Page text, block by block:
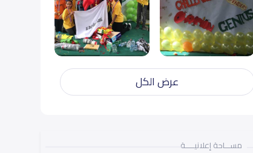
عرض الكل
مســـاحة إعلانيـــــة